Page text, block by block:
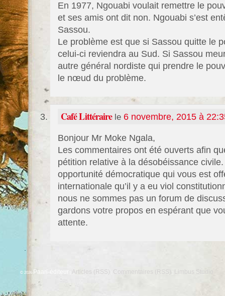
En 1977, Ngouabi voulait remettre le
et ses amis ont dit non. Ngouabi s’est
Sassou.
Le problème est que si Sassou quitte le
celui-ci reviendra au Sud. Si Sassou
autre général nordiste qui prendre le
le nœud du problème.
Café Littérairele 6 novembre, 2015 à
Bonjour Mr Moke Ngala,
Les commentaires ont été ouverts afin
pétition relative à la désobéissance civile.
opportunité démocratique qui vous est
internationale qu’il y a eu viol
nous ne sommes pas un forum de
gardons votre propos en espérant que
attente.
© 2026 Paari-éditeur Articles (RSS) Commentaires (RSS) Limbus Studio